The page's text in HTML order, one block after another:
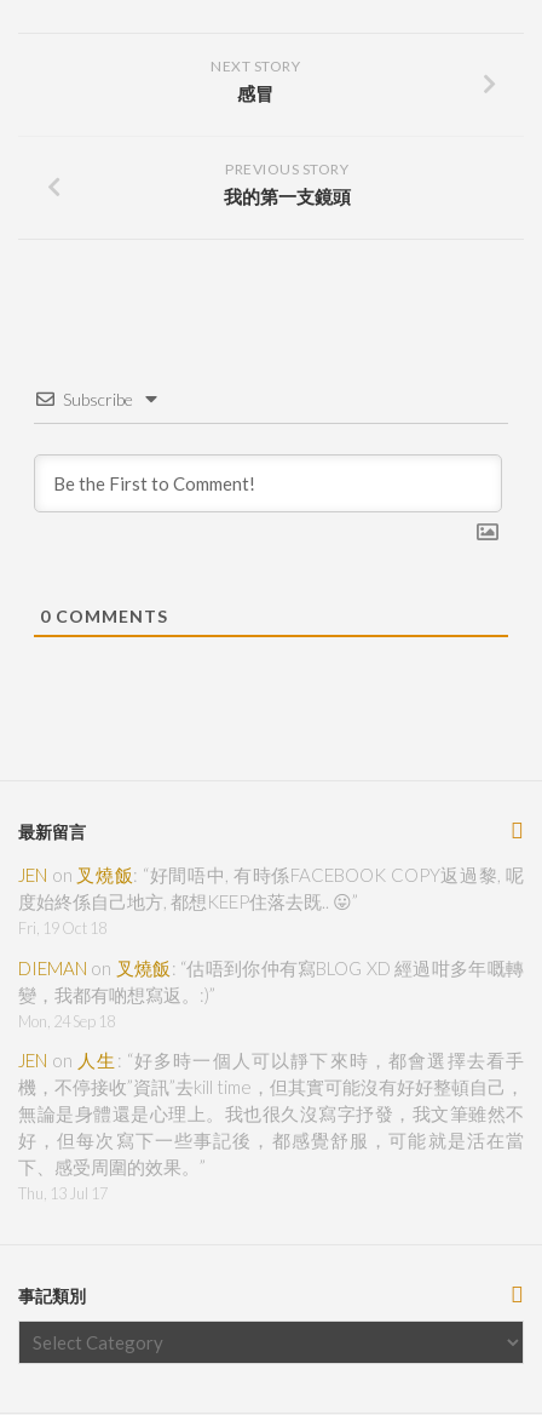
NEXT STORY
感冒
PREVIOUS STORY
我的第一支鏡頭
Subscribe
0COMMENTS
最新留言
JEN on 叉燒飯: “好間唔中, 有時係FACEBOOK COPY返過黎, 呢
度始終係自己地方, 都想KEEP住落去既.. 😛”
Fri, 19 Oct 18
DIEMAN on 叉燒飯 : “估唔到你仲有寫BLOG XD 經過咁多年嘅轉
變，我都有啲想寫返。:)”
Mon, 24 Sep 18
JEN on 人生 : “好多時一個人可以靜下來時，都會選擇去看手
機，不停接收”資訊”去kill time，但其實可能沒有好好整頓自己，
無論是身體還是心理上。我也很久沒寫字抒發，我文筆雖然不
好，但每次寫下一些事記後，都感覺舒服，可能就是活在當
下、感受周圍的效果。 ”
Thu, 13 Jul 17
事記類別